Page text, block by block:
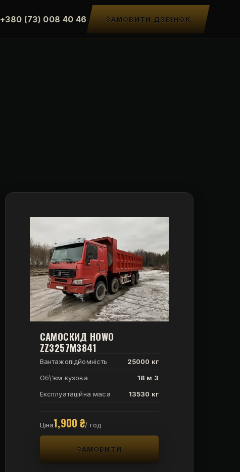
+380 (73) 008 40 46 ЗАМОВИТИ ДЗВІНОК
САМОСКИД HOWO
ZZ3257M3841
Вантажопідйомність
25000 кг
Об\'єм кузова
18 м 3
Експлуатаційна маса
13530 кг
Ціна1,900₴/ год
ЗАМОВИТИ